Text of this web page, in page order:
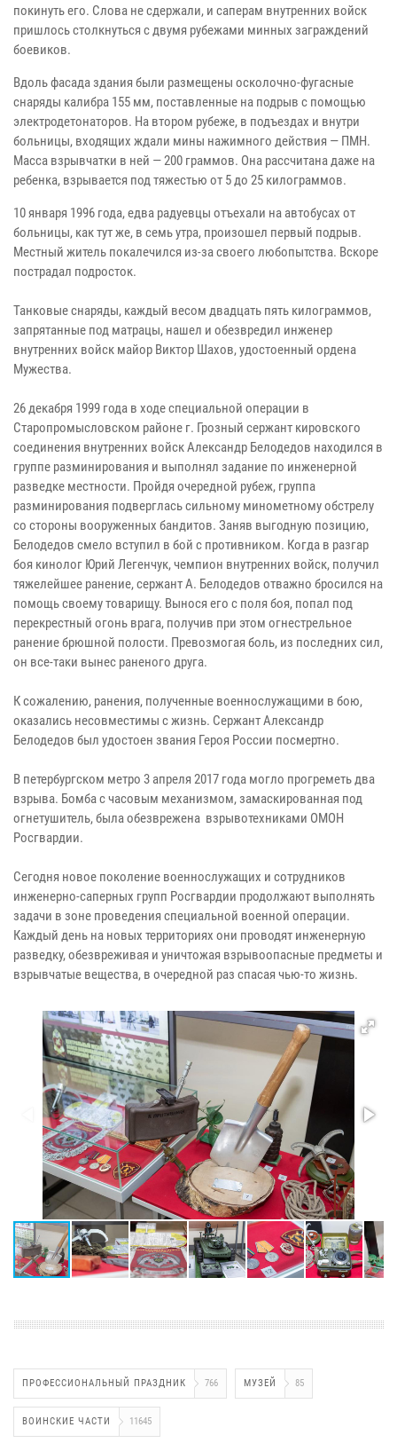
покинуть его. Слова не сдержали, и саперам внутренних войск
пришлось столкнуться с двумя рубежами минных заграждений
боевиков.
Вдоль фасада здания были размещены осколочно-фугасные
снаряды калибра 155 мм, поставленные на подрыв с помощью
электродетонаторов. На втором рубеже, в подъездах и внутри
больницы, входящих ждали мины нажимного действия — ПМН.
Масса взрывчатки в ней — 200 граммов. Она рассчитана даже на
ребенка, взрывается под тяжестью от 5 до 25 килограммов.
10 января 1996 года, едва радуевцы отъехали на автобусах от
больницы, как тут же, в семь утра, произошел первый подрыв.
Местный житель покалечился из-за своего любопытства. Вскоре
пострадал подросток.
Танковые снаряды, каждый весом двадцать пять килограммов,
запрятанные под матрацы, нашел и обезвредил инженер
внутренних войск майор Виктор Шахов, удостоенный ордена
Мужества.
26 декабря 1999 года в ходе специальной операции в
Старопромысловском районе г. Грозный сержант кировского
соединения внутренних войск Александр Белодедов находился в
группе разминирования и выполнял задание по инженерной
разведке местности. Пройдя очередной рубеж, группа
разминирования подверглась сильному минометному обстрелу
со стороны вооруженных бандитов. Заняв выгодную позицию,
Белодедов смело вступил в бой с противником. Когда в разгар
боя кинолог Юрий Легенчук, чемпион внутренних войск, получил
тяжелейшее ранение, сержант А. Белодедов отважно бросился на
помощь своему товарищу. Вынося его с поля боя, попал под
перекрестный огонь врага, получив при этом огнестрельное
ранение брюшной полости. Превозмогая боль, из последних сил,
он все-таки вынес раненого друга.
К сожалению, ранения, полученные военнослужащими в бою,
оказались несовместимы с жизнь. Сержант Александр
Белодедов был удостоен звания Героя России посмертно.
В петербургском метро 3 апреля 2017 года могло прогреметь два
взрыва. Бомба с часовым механизмом, замаскированная под
огнетушитель, была обезврежена взрывотехниками ОМОН
Росгвардии.
Сегодня новое поколение военнослужащих и сотрудников
инженерно-саперных групп Росгвардии продолжают выполнять
задачи в зоне проведения специальной военной операции.
Каждый день на новых территориях они проводят инженерную
разведку, обезвреживая и уничтожая взрывоопасные предметы и
взрывчатые вещества, в очередной раз спасая чью-то жизнь.
ПРОФЕССИОНАЛЬНЫЙ ПРАЗДНИК 766 МУЗЕЙ 85
ВОИНСКИЕ ЧАСТИ 11645